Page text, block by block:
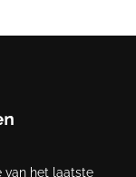
van het laatste